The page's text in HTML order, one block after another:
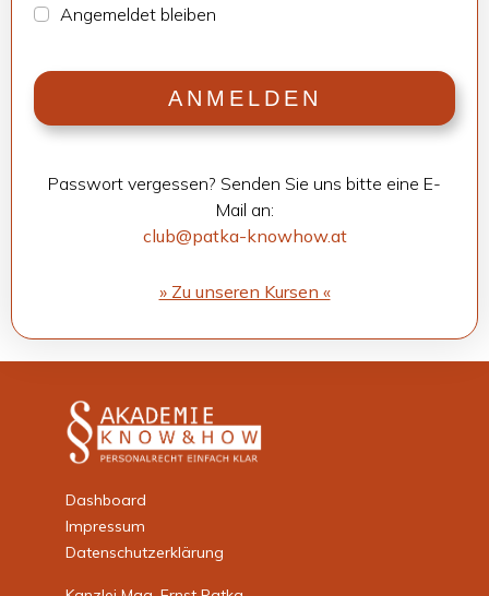
Ange­mel­det blei­ben
ANMEL­DEN
Pass­wort ver­ges­sen? Sen­den Sie uns bitte eine E-
Mail an:
club@patka-knowhow.at
» Zu unse­ren Kur­sen «
Dashboard
Impressum
Datenschutzerklärung